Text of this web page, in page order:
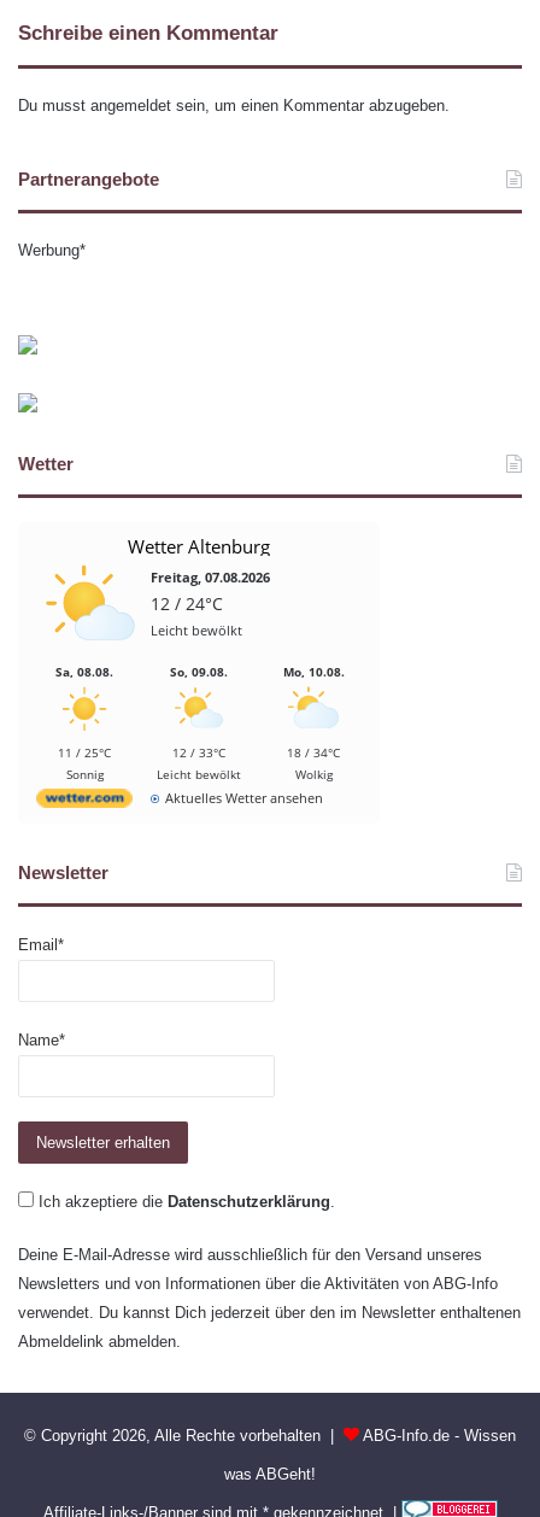
Schreibe einen Kommentar
Du musst angemeldet sein, um einen Kommentar abzugeben.
Partnerangebote
Werbung*
Wetter
Wetter Altenburg
Freitag, 07.08.2026
12 / 24°C
Leicht bewölkt
Sa, 08.08.
11 / 25°C
Sonnig
So, 09.08.
12 / 33°C
Leicht bewölkt
Mo, 10.08.
18 / 34°C
Wolkig
Aktuelles Wetter ansehen
Newsletter
Email*
Name*
Ich akzeptiere die Datenschutzerklärung.
Deine E-Mail-Adresse wird ausschließlich für den Versand unseres
Newsletters und von Informationen über die Aktivitäten von ABG-Info
verwendet. Du kannst Dich jederzeit über den im Newsletter enthaltenen
Abmeldelink abmelden.
© Copyright 2026, Alle Rechte vorbehalten | ABG-Info.de - Wissen
was ABGeht!
Affiliate-Links-/Banner sind mit * gekennzeichnet |